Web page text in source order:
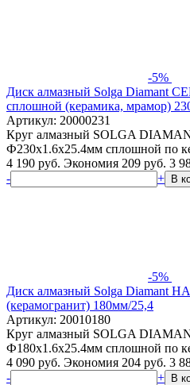
-5%
Диск алмазный Solga Diamant
сплошной (керамика, мрамор)
Артикул: 20000231
Круг алмазный SOLGA
Ф230х1.6х25.4мм сплошной по
4 190 руб. Экономия 209 руб. 3
-
+ В
-5%
Диск алмазный Solga Diamant
(керамогранит) 180мм/25,4
Артикул: 20010180
Круг алмазный SOLGA
Ф180х1.6х25.4мм сплошной по
4 090 руб. Экономия 204 руб. 3
-
+ В